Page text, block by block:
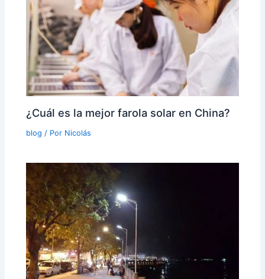
¿Cuál es la mejor farola solar en China?
blog / Por Nicolás